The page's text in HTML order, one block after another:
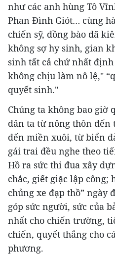
như các anh hùng Tô
Phan Đình Giót… cùng
chiến sỹ, đồng bào đã
không sợ hy sinh, gian
sinh tất cả chứ nhất
không chịu làm nô lệ,"
quyết sinh."
Chúng ta không bao giờ
dân ta từ nông thôn
đến miền xuôi, từ biển
gái trai đều nghe theo
Hồ ra sức thi đua xây
chắc, giết giặc lập công;
chủng xe đạp thồ” ngày
góp sức người, sức của
nhất cho chiến trường,
chiến, quyết thắng cho
phương.